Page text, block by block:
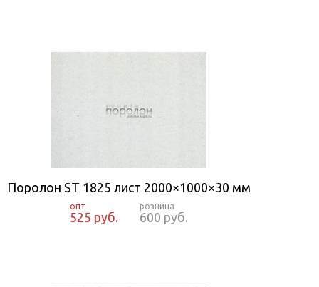
Поролон ST 1825 лист 2000×1000×30 мм
525 руб. 600 руб.